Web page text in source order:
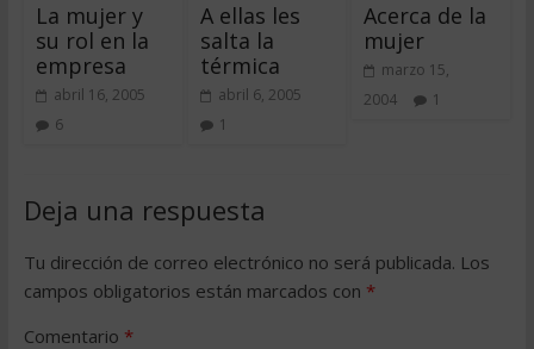
La mujer y
su rol en la
empresa
abril 16, 2005
6
A ellas les
salta la
térmica
abril 6, 2005
1
Acerca de la
mujer
marzo 15,
2004
1
Deja una respuesta
Tu dirección de correo electrónico no será publicada. Los
campos obligatorios están marcados con *
Comentario *